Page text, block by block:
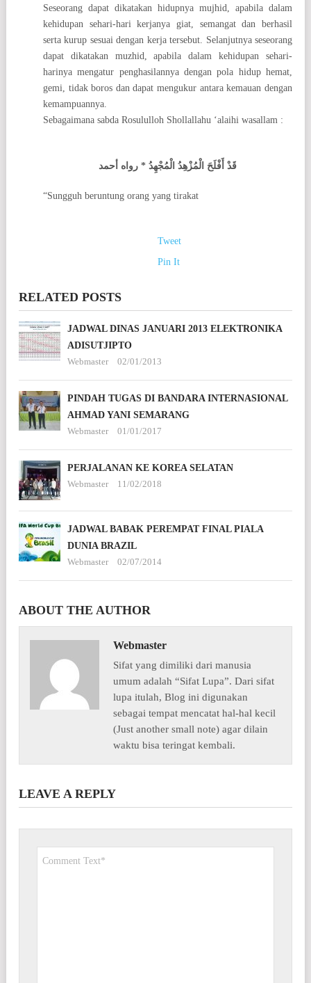
Seseorang dapat dikatakan hidupnya mujhid, apabila dalam
kehidupan sehari-hari kerjanya giat, semangat dan berhasil
serta kurup sesuai dengan kerja tersebut. Selanjutnya seseorang
dapat dikatakan muzhid, apabila dalam kehidupan sehari-
harinya mengatur penghasilannya dengan pola hidup hemat,
gemi, tidak boros dan dapat mengukur antara kemauan dengan
kemampuannya.
Sebagaimana sabda Rosululloh Shollallahu ‘alaihi wasallam :
قَدْ أَفْلَحَ الْمُزْهِدُ الْمُجْهِدُ * رواه أحمد
“Sungguh beruntung orang yang tirakat
Tweet
Pin It
RELATED POSTS
JADWAL DINAS JANUARI 2013 ELEKTRONIKA
ADISUTJIPTO
Webmaster
02/01/2013
PINDAH TUGAS DI BANDARA INTERNASIONAL
AHMAD YANI SEMARANG
Webmaster
01/01/2017
PERJALANAN KE KOREA SELATAN
Webmaster
11/02/2018
JADWAL BABAK PEREMPAT FINAL PIALA
DUNIA BRAZIL
Webmaster
02/07/2014
ABOUT THE AUTHOR
Webmaster
Sifat yang dimiliki dari manusia
umum adalah “Sifat Lupa”. Dari sifat
lupa itulah, Blog ini digunakan
sebagai tempat mencatat hal-hal kecil
(Just another small note) agar dilain
waktu bisa teringat kembali.
LEAVE A REPLY